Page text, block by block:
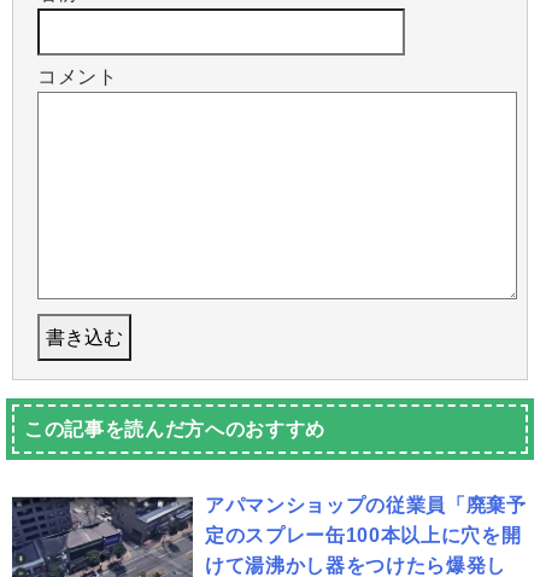
コメント
この記事を読んだ方へのおすすめ
アパマンショップの従業員「廃棄予
定のスプレー缶100本以上に穴を開
けて湯沸かし器をつけたら爆発し